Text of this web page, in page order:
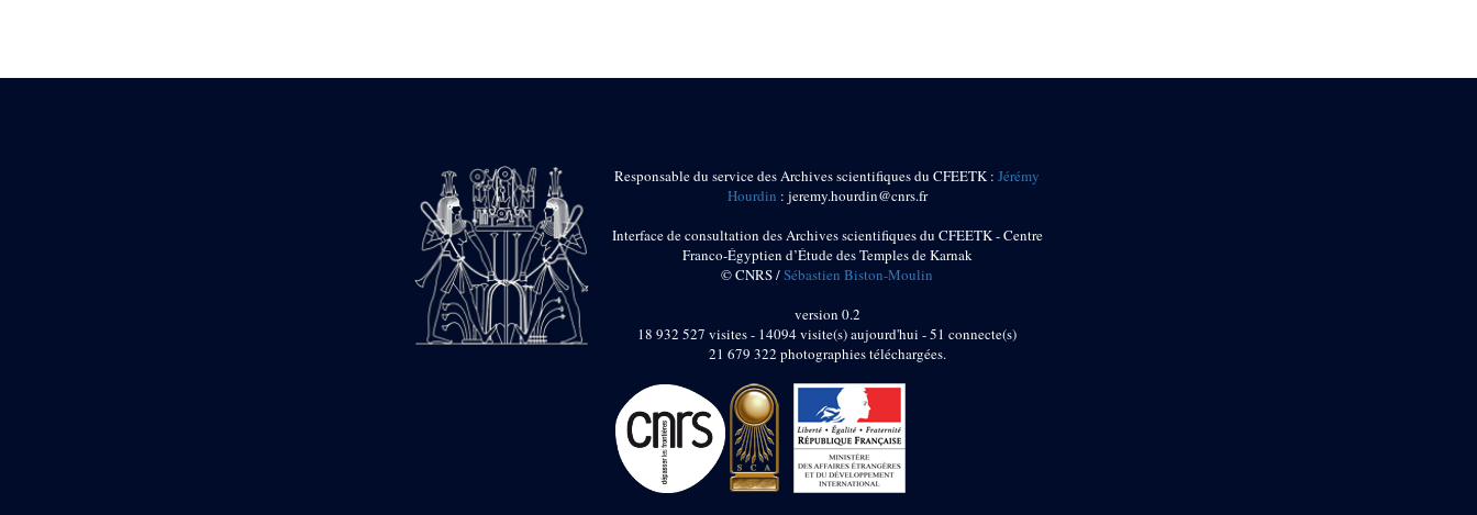
1947-1952 (255)
Responsable du service des Archives scientifiques du CFEETK :Jérémy
Hourdin : jeremy.hourdin@cnrs.fr
Interface de consultation des Archives scientifiques du CFEETK - Centre
Franco-Égyptien d’Étude des Temples de Karnak
© CNRS /Sébastien Biston-Moulin
version 0.2
18 932 527 visites - 14094 visite(s) aujourd'hui - 51 connecte(s)
21 679 322 photographies téléchargées.